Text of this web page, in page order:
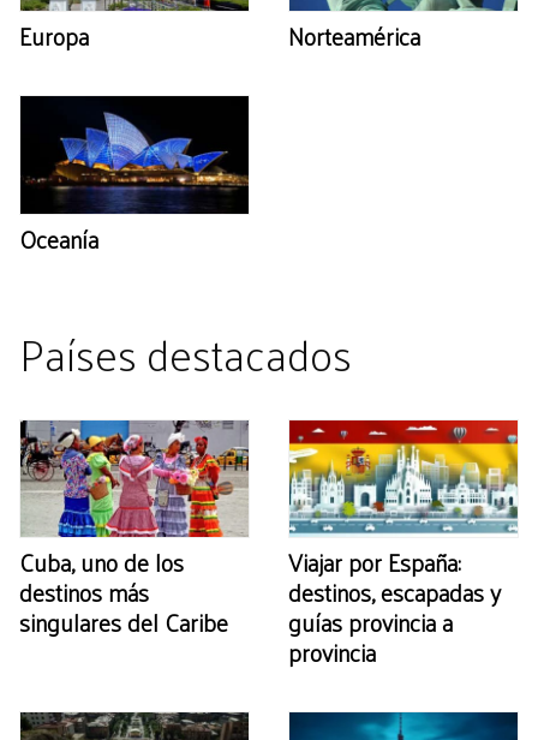
Europa Norteamérica
Oceanía
Países destacados
Cuba, uno de los
destinos más
singulares del Caribe
Viajar por España:
destinos, escapadas y
guías provincia a
provincia